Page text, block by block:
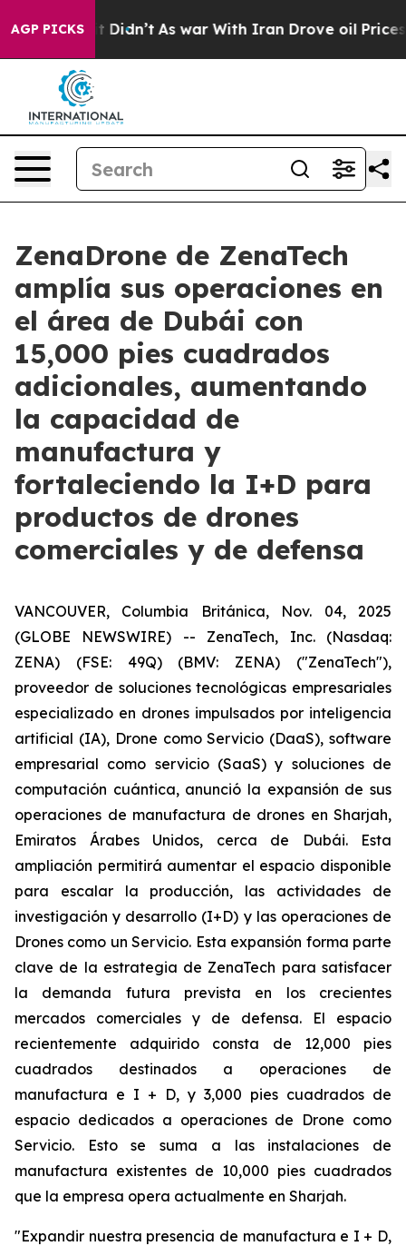
AGP PICKS
it Didn’t As war With Iran Drove oil Prices
ZenaDrone de ZenaTech
amplía sus operaciones en
el área de Dubái con
15,000 pies cuadrados
adicionales, aumentando
la capacidad de
manufactura y
fortaleciendo la I+D para
productos de drones
comerciales y de defensa
VANCOUVER, Columbia Británica, Nov. 04, 2025
(GLOBE NEWSWIRE) -- ZenaTech, Inc. (Nasdaq:
ZENA) (FSE: 49Q) (BMV: ZENA) ("ZenaTech"),
proveedor de soluciones tecnológicas empresariales
especializado en drones impulsados por inteligencia
artificial (IA), Drone como Servicio (DaaS), software
empresarial como servicio (SaaS) y soluciones de
computación cuántica, anunció la expansión de sus
operaciones de manufactura de drones en Sharjah,
Emiratos Árabes Unidos, cerca de Dubái. Esta
ampliación permitirá aumentar el espacio disponible
para escalar la producción, las actividades de
investigación y desarrollo (I+D) y las operaciones de
Drones como un Servicio. Esta expansión forma parte
clave de la estrategia de ZenaTech para satisfacer
la demanda futura prevista en los crecientes
mercados comerciales y de defensa. El espacio
recientemente adquirido consta de 12,000 pies
cuadrados destinados a operaciones de
manufactura e I + D, y 3,000 pies cuadrados de
espacio dedicados a operaciones de Drone como
Servicio. Esto se suma a las instalaciones de
manufactura existentes de 10,000 pies cuadrados
que la empresa opera actualmente en Sharjah.
"Expandir nuestra presencia de manufactura e I + D,